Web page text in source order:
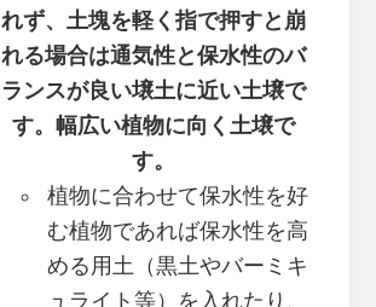
れず、土塊を軽く指で押すと崩
れる場合は通気性と保水性のバ
ランスが良い壌土に近い土壌で
す。幅広い植物に向く土壌で
す。
植物に合わせて保水性を好
む植物であれば保水性を高
める用土（黒土やバーミキ
ュライト等）を入れたり、